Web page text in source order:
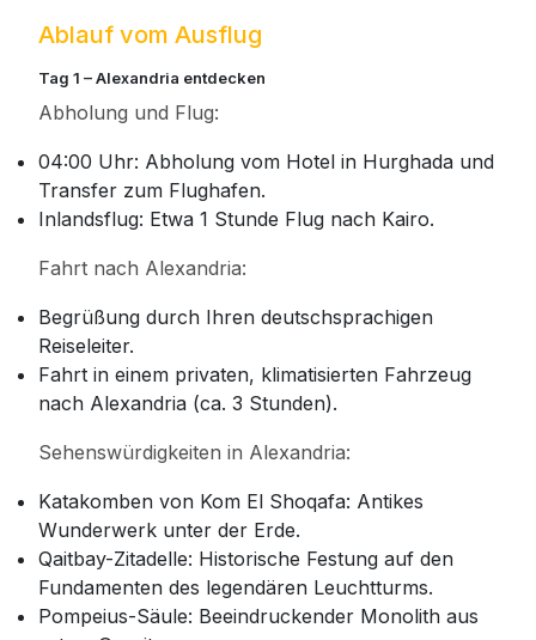
Ablauf vom Ausflug
Tag 1 – Alexandria entdecken
Abholung und Flug:
04:00 Uhr: Abholung vom Hotel in Hurghada und
Transfer zum Flughafen.
Inlandsflug: Etwa 1 Stunde Flug nach Kairo.
Fahrt nach Alexandria:
Begrüßung durch Ihren deutschsprachigen
Reiseleiter.
Fahrt in einem privaten, klimatisierten Fahrzeug
nach Alexandria (ca. 3 Stunden).
Sehenswürdigkeiten in Alexandria:
Katakomben von Kom El Shoqafa: Antikes
Wunderwerk unter der Erde.
Qaitbay-Zitadelle: Historische Festung auf den
Fundamenten des legendären Leuchtturms.
Pompeius-Säule: Beeindruckender Monolith aus